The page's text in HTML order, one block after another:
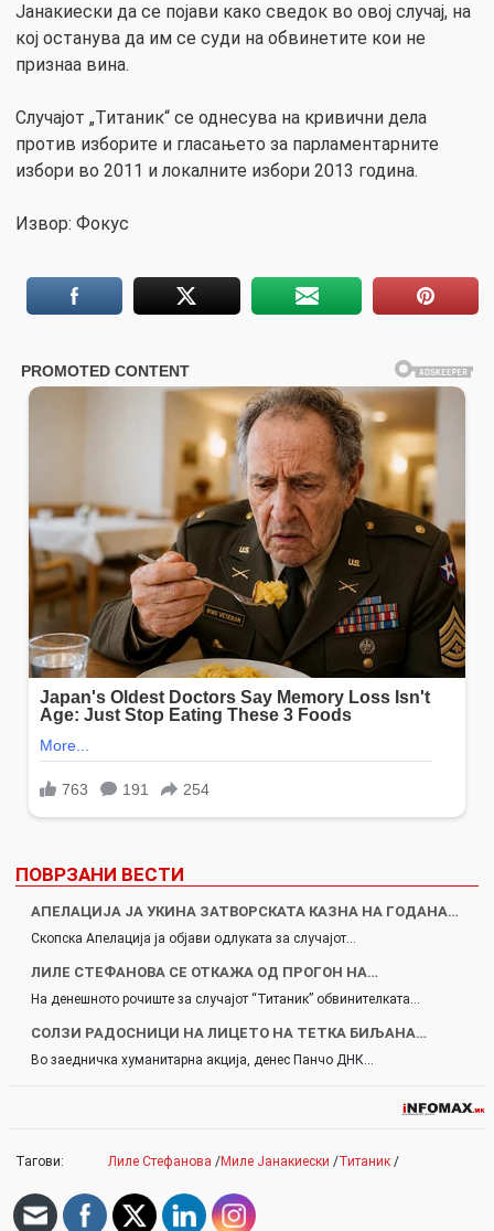
Јанакиески да се појави како сведок во овој случај, на
кој останува да им се суди на обвинетите кои не
признаа вина.
Случајот „Титаник“ се однесува на кривични дела
против изборите и гласањето за парламентарните
избори во 2011 и локалните избори 2013 година.
Извор: Фокус
ПОВРЗАНИ ВЕСТИ
АПЕЛАЦИЈА ЈА УКИНА ЗАТВОРСКАТА КАЗНА НА ГОДАНА…
Скопска Апелација ја објави одлуката за случајот…
ЛИЛЕ СТЕФАНОВА СЕ ОТКАЖА ОД ПРОГОН НА…
На денешното рочиште за случајот “Титаник” обвинителката…
СОЛЗИ РАДОСНИЦИ НА ЛИЦЕТО НА ТЕТКА БИЉАНА…
Во заедничка хуманитарна акција, денес Панчо ДНК…
Тагови: Лиле Стефанова /Миле Јанакиески /Титаник /